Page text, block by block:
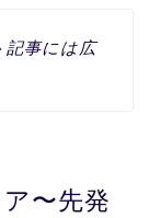
記事には広
〜先発